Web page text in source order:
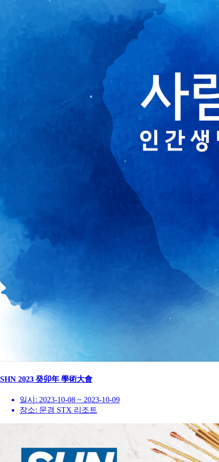
SHN 2023 癸卯年 學術大會
일시: 2023-10-08 ~ 2023-10-09
장소: 문경 STX 리조트